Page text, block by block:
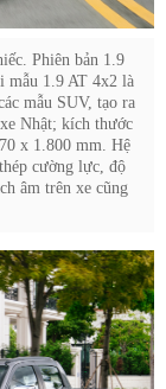
Phiên bản 1.9
mẫu 1.9 AT 4x2 là
mẫu SUV, tạo ra
Nhật; kích thước
x 1.800 mm. Hệ
cường lực, độ
âm trên xe cũng